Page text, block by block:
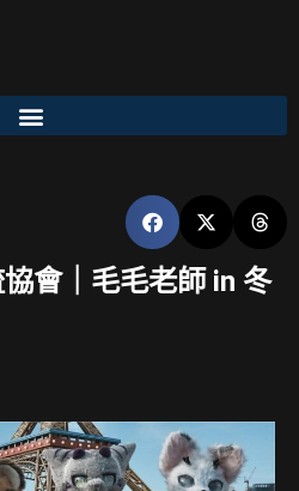
會｜毛毛老師 in 冬